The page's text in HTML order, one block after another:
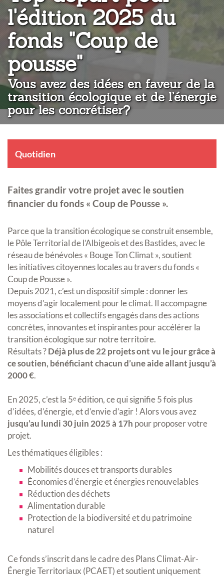
l'édition 2025 du
fonds "Coup de
pousse":
Vous avez des idées en faveur de la
transition écologique et de l’énergie
pour les concrétiser?
Quotidien
Faites grandir votre projet avec le soutien
financier du fonds « Coup de Pousse ».
Parce que la transition écologique se construit ensemble,
le Pôle Territorial de l’Albigeois et des Bastides, avec le
réseau de bénévoles « Bouge Ton Climat », soutient
les initiatives citoyennes locales au travers du fonds «
Coup de Pousse ».
Depuis 2021, c’est un dispositif simple : donner les
moyens d’agir localement pour le climat. Il accompagne
les associations et collectifs engagés dans des actions
concrètes, innovantes et inspirantes pour accélérer la
transition écologique sur notre territoire.
Résultats ?Déjà plus de 22 projets ont vu le jour grâce à
ce soutien, bénéficiant chacun d’une aide allant jusqu’à
2000 €.
En 2025, c’est la 5ᵉ édition, ce qui signifie 5 fois plus
d’idées, d’énergie, et d’envie d’agir ! Alors vous avez
jusqu’au lundi 30 juin 2025 à 17h pour proposer votre
projet.
Les thématiques éligibles :
Mobilités douces et transports durables
Économies d’énergie et énergies renouvelables
Réduction des déchets
Alimentation durable
Protection de la biodiversité et du patrimoine
naturel
Ce fonds s’inscrit dans le cadre des Plans Climat-Air-
Énergie Territoriaux (PCAET) et soutient uniquement